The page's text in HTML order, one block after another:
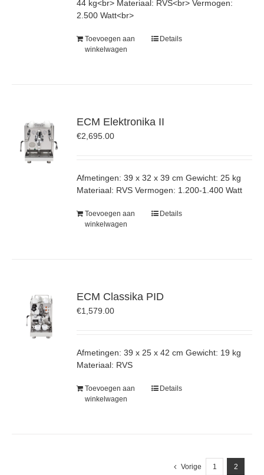
44 kg<br> Materiaal: RVS<br> Vermogen:
2.500 Watt<br>
Toevoegen aan
winkelwagen
Details
ECM Elektronika II
€2,695.00
Afmetingen: 39 x 32 x 39 cm Gewicht: 25 kg
Materiaal: RVS Vermogen: 1.200-1.400 Watt
Toevoegen aan
winkelwagen
Details
ECM Classika PID
€1,579.00
Afmetingen: 39 x 25 x 42 cm Gewicht: 19 kg
Materiaal: RVS
Toevoegen aan
winkelwagen
Details
Vorige 1 2